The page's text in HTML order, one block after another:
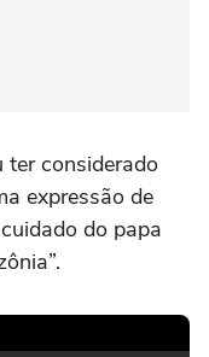
ter considerado
expressão de
do papa